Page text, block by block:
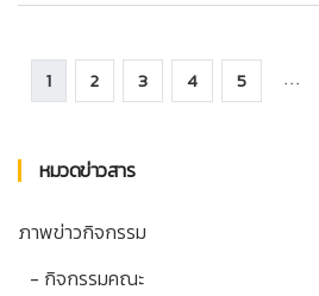
หมวดข่าวสาร
ภาพข่าวกิจกรรม
- กิจกรรมคณะ
1 2 3 4 5 . . .